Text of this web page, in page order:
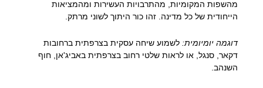
מהשפות המקומיות, מהתרבויות העשירות ומהמציאות
הייחודית של כל מדינה. זהו כור היתוך לשוני מרתק.
דוגמה יומיומית: לשמוע שיחה עסקית בצרפתית ברחובות
דקאר, סנגל, או לראות שלטי רחוב בצרפתית באביג'אן, חוף
השנהב.